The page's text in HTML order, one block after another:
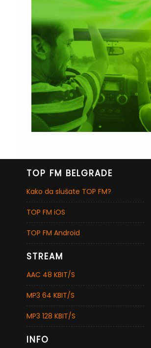
TOP FM BELGRADE
Kako da slušate TOP FM?
TOP FM iOS
TOP FM Android
STREAM
AAC 48 KBIT/S
MP3 64 KBIT/S
MP3 128 KBIT/S
INFO